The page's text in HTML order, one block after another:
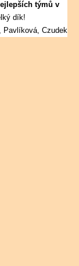
týmů v
dík!
Pavlíková, Czudek